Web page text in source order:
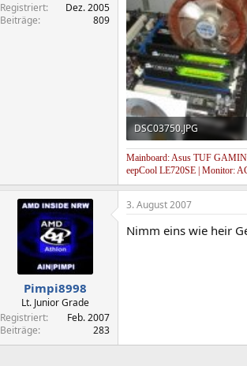
Registriert
Dez. 2005
Beiträge
809
DSC03750.JPG
154,3 KB · Aufrufe: 186
Mainboard: Asus TUF
eepCool LE720SE | Monitor:
Pimpi8998
Lt. Junior Grade
Registriert
Feb. 2007
Beiträge
283
3. August 2007
Nimm eins wie heir